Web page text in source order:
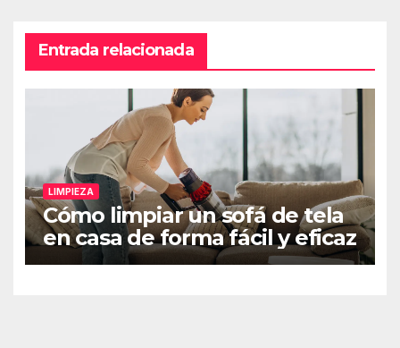
Entrada relacionada
LIMPIEZA
Cómo limpiar un sofá de tela
en casa de forma fácil y eficaz